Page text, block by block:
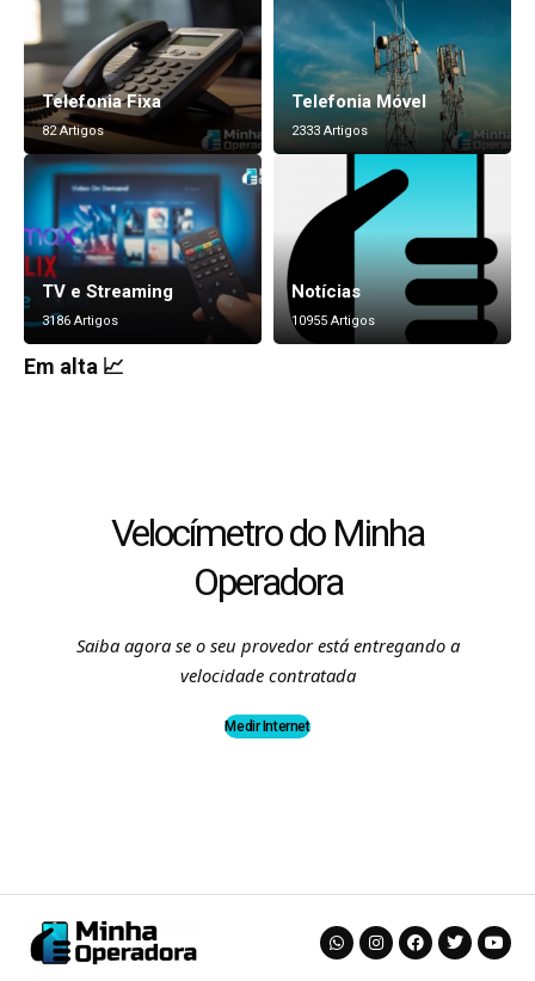
Telefonia Fixa
82 Artigos
Telefonia Móvel
2333 Artigos
TV e Streaming
3186 Artigos
Notícias
10955 Artigos
Em alta 📈
Velocímetro do Minha
Operadora
Saiba agora se o seu provedor está entregando a
velocidade contratada
Medir Internet